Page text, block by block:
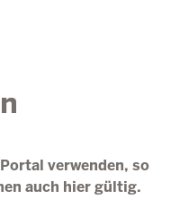
verwenden, so
auch hier gültig.